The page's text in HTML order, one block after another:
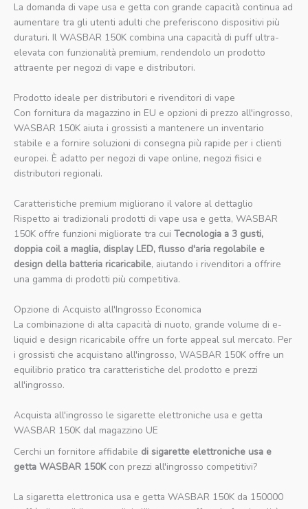
La domanda di vape usa e getta con grande capacità continua ad
aumentare tra gli utenti adulti che preferiscono dispositivi più
duraturi. Il WASBAR 150K combina una capacità di puff ultra-
elevata con funzionalità premium, rendendolo un prodotto
attraente per negozi di vape e distributori.
Prodotto ideale per distributori e rivenditori di vape
Con fornitura da magazzino in EU e opzioni di prezzo all'ingrosso,
WASBAR 150K aiuta i grossisti a mantenere un inventario
stabile e a fornire soluzioni di consegna più rapide per i clienti
europei. È adatto per negozi di vape online, negozi fisici e
distributori regionali.
Caratteristiche premium migliorano il valore al dettaglio
Rispetto ai tradizionali prodotti di vape usa e getta, WASBAR
150K offre funzioni migliorate tra cui Tecnologia a 3 gusti,
doppia coil a maglia, display LED, flusso d'aria regolabile e
design della batteria ricaricabile, aiutando i rivenditori a offrire
una gamma di prodotti più competitiva.
Opzione di Acquisto all'Ingrosso Economica
La combinazione di alta capacità di nuoto, grande volume di e-
liquid e design ricaricabile offre un forte appeal sul mercato. Per
i grossisti che acquistano all'ingrosso, WASBAR 150K offre un
equilibrio pratico tra caratteristiche del prodotto e prezzi
all'ingrosso.
Acquista all'ingrosso le sigarette elettroniche usa e getta
WASBAR 150K dal magazzino UE
Cerchi un fornitore affidabile di sigarette elettroniche usa e
getta WASBAR 150Kcon prezzi all'ingrosso competitivi?
La sigaretta elettronica usa e getta WASBAR 150K da 150000